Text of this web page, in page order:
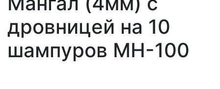
дровницей на 10
шампуров МН-100